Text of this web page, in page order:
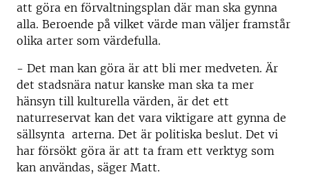
att göra en förvaltningsplan där man ska gynna
alla. Beroende på vilket värde man väljer framstår
olika arter som värdefulla.
- Det man kan göra är att bli mer medveten. Är
det stadsnära natur kanske man ska ta mer
hänsyn till kulturella värden, är det ett
naturreservat kan det vara viktigare att gynna de
sällsynta arterna. Det är politiska beslut. Det vi
har försökt göra är att ta fram ett verktyg som
kan användas, säger Matt.